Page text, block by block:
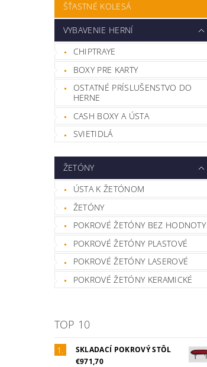
ŠŤASTNÉ KOLESÁ
VYBAVENIE HERNÍ
CHIPTRAYE
BOXY PRE KARTY
OSTATNÉ PRÍSLUŠENSTVO DO
HERNE
CASH BOXY A ÚSTA
SVIETIDLÁ
ŽETÓNY
ÚSTA K ŽETÓNOM
ŽETÓNY
POKROVÉ ŽETÓNY BEZ HODNOTY
POKROVÉ ŽETÓNY PLASTOVÉ
POKROVÉ ŽETÓNY LASEROVÉ
POKROVÉ ŽETÓNY KERAMICKÉ
TOP 10
SKLADACÍ POKROVÝ STÔL
€971,70